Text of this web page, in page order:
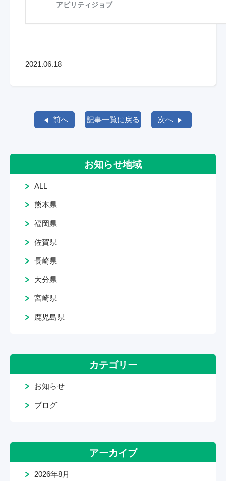
2021.06.18
前へ 記事一覧に戻る 次へ
お知らせ地域
ALL
熊本県
福岡県
佐賀県
長崎県
大分県
宮崎県
鹿児島県
カテゴリー
お知らせ
ブログ
アーカイブ
2026年8月